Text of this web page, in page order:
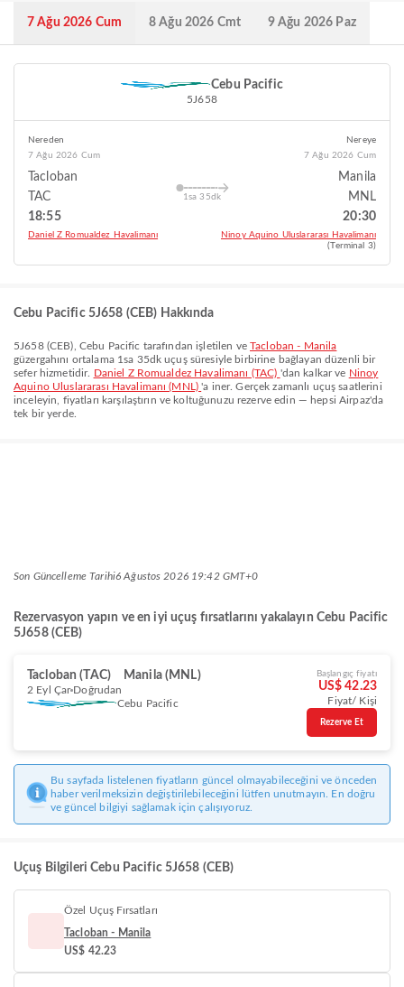
7 Ağu 2026 Cum 8 Ağu 2026 Cmt 9 Ağu 2026 Paz
Cebu Pacific
5J658
Nereden
7 Ağu 2026 Cum
Tacloban
TAC
18:55
Daniel Z Romualdez Havalimanı
1sa 35dk
Nereye
7 Ağu 2026 Cum
Manila
MNL
20:30
Ninoy Aquino Uluslararası Havalimanı
(Terminal 3)
Cebu Pacific 5J658 (CEB) Hakkında
5J658(CEB), Cebu Pacific tarafından işletilen veTacloban - Manila
güzergahını ortalama 1sa 35dk uçuş süresiyle birbirine bağlayan düzenli bir
sefer hizmetidir. Daniel Z Romualdez Havalimanı (TAC) 'dan kalkar ve Ninoy
Aquino Uluslararası Havalimanı (MNL)'a iner. Gerçek zamanlı uçuş saatlerini
inceleyin, fiyatları karşılaştırın ve koltuğunuzu rezerve edin — hepsi Airpaz'da
tek bir yerde.
Son Güncelleme Tarihi6 Ağustos 2026 19:42 GMT+0
Rezervasyon yapın ve en iyi uçuş fırsatlarını yakalayın Cebu Pacific
5J658 (CEB)
Tacloban (TAC) Manila (MNL)
2 Eyl Çar Doğrudan
Cebu Pacific
Başlangıç fiyatı
US$ 42.23
Fiyat/ Kişi
Rezerve Et
Bu sayfada listelenen fiyatların güncel olmayabileceğini ve önceden
haber verilmeksizin değiştirilebileceğini lütfen unutmayın. En doğru
ve güncel bilgiyi sağlamak için çalışıyoruz.
Uçuş Bilgileri Cebu Pacific 5J658 (CEB)
Özel Uçuş Fırsatları
Tacloban - Manila
US$ 42.23